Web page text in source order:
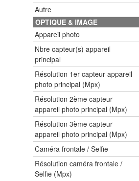
Autre
OPTIQUE & IMAGE
Appareil photo
Nbre capteur(s) appareil
principal
Résolution 1er capteur appareil
photo principal (Mpx)
Résolution 2ème capteur
appareil photo principal (Mpx)
Résolution 3ème capteur
appareil photo principal (Mpx)
Caméra frontale / Selfie
Résolution caméra frontale /
Selfie (Mpx)